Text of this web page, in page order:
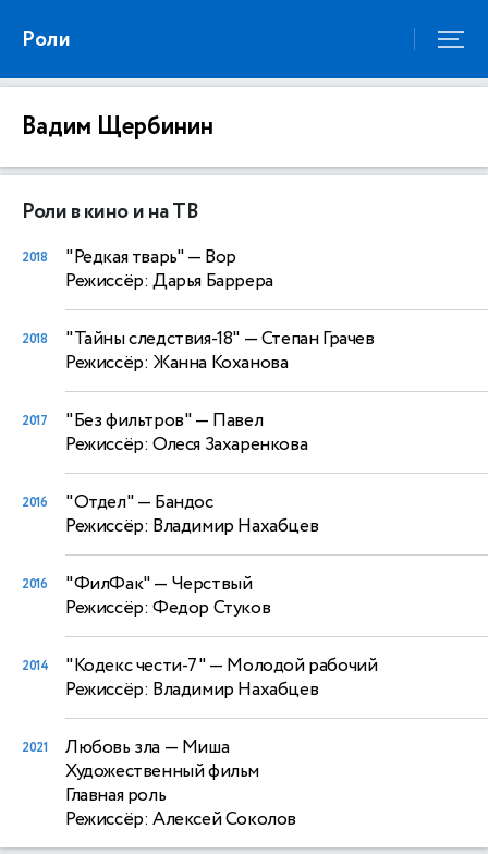
Роли
Вадим Щербинин
Роли в кино и на ТВ
2018 "Редкая тварь"— Вор
Режиссёр: Дарья Баррера
2018 "Тайны следствия-18" — Степан Грачев
Режиссёр: Жанна Коханова
2017 "Без фильтров"— Павел
Режиссёр: Олеся Захаренкова
2016 "Отдел"— Бандос
Режиссёр: Владимир Нахабцев
2016 "ФилФак"— Черствый
Режиссёр: Федор Стуков
2014 "Кодекс чести-7"— Молодой рабочий
Режиссёр: Владимир Нахабцев
2021 Любовь зла — Миша
Художественный фильм
Главная роль
Режиссёр: Алексей Соколов